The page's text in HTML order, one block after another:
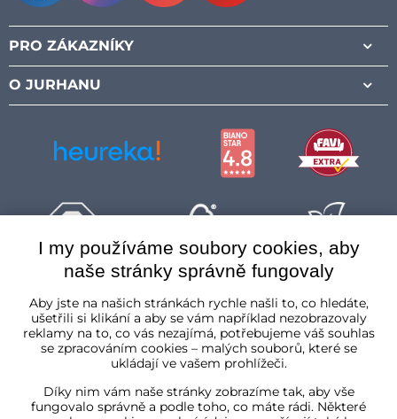
PRO ZÁKAZNÍKY
O JURHANU
I my používáme soubory cookies, aby
naše stránky správně fungovaly
Aby jste na našich stránkách rychle našli to, co hledáte,
ušetřili si klikání a aby se vám například nezobrazovaly
reklamy na to, co vás nezajímá, potřebujeme váš souhlas
se zpracováním cookies – malých souborů, které se
ukládají ve vašem prohlížeči.
Díky nim vám naše stránky zobrazíme tak, aby vše
fungovalo správně a podle toho, co máte rádi. Některé